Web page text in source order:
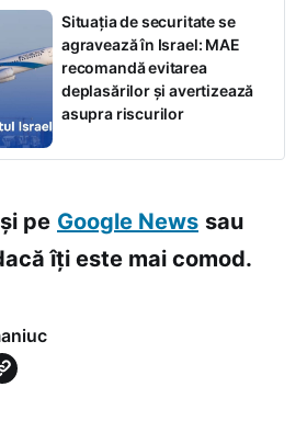
Situația de securitate se
agravează în Israel: MAE
recomandă evitarea
deplasărilor și avertizează
asupra riscurilor
pe Google News sau
îți este mai comod.